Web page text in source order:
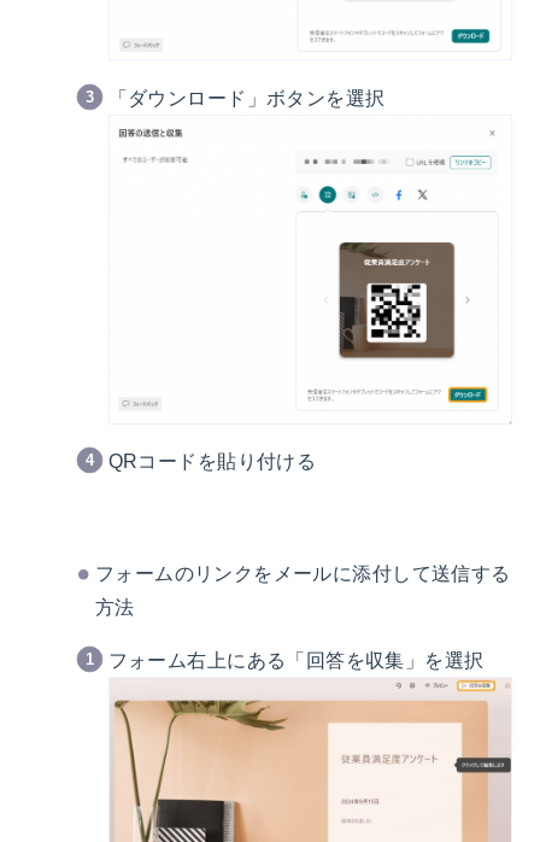
「ダウンロード」ボタンを選択
QRコードを貼り付ける
フォームのリンクをメールに添付して送信する
方法
フォーム右上にある「回答を収集」を選択